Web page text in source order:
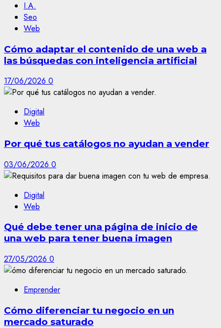
I.A.
Seo
Web
Cómo adaptar el contenido de una web a
las búsquedas con inteligencia artificial
17/06/2026 0
Digital
Web
Por qué tus catálogos no ayudan a vender
03/06/2026 0
Digital
Web
Qué debe tener una página de inicio de
una web para tener buena imagen
27/05/2026 0
Emprender
Cómo diferenciar tu negocio en un
mercado saturado